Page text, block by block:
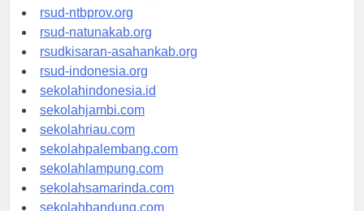
rsud-langsakota.org
rsud-ntbprov.org
rsud-natunakab.org
rsudkisaran-asahankab.org
rsud-indonesia.org
sekolahindonesia.id
sekolahjambi.com
sekolahriau.com
sekolahpalembang.com
sekolahlampung.com
sekolahsamarinda.com